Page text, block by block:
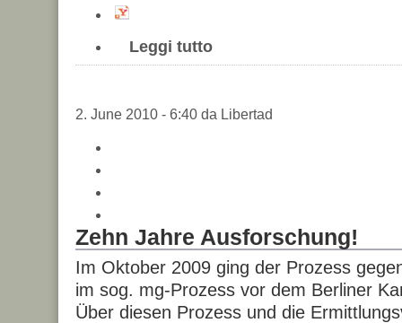
Leggi tutto
2. June 2010 - 6:40 da Libertad
Zehn Jahre Ausforschung!
Im Oktober 2009 ging der Prozess
im sog. mg-Prozess vor dem Berliner
Über diesen Prozess und die